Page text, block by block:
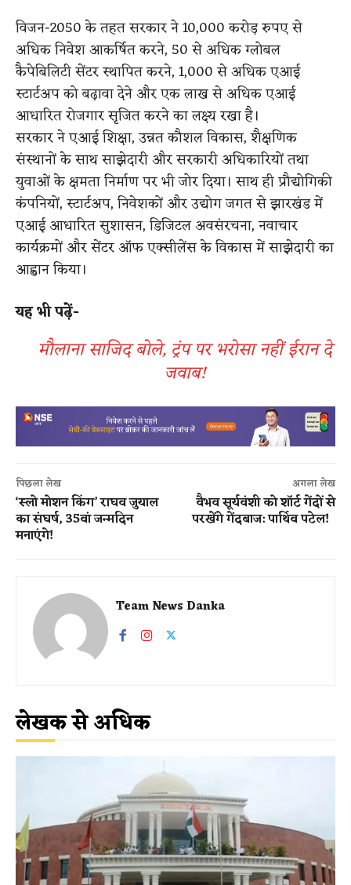
विजन-2050 के तहत सरकार ने 10,000 करोड़ रुपए से
अधिक निवेश आकर्षित करने, 50 से अधिक ग्लोबल
कैपेबिलिटी सेंटर स्थापित करने, 1,000 से अधिक एआई
स्टार्टअप को बढ़ावा देने और एक लाख से अधिक एआई
आधारित रोजगार सृजित करने का लक्ष्य रखा है।
सरकार ने एआई शिक्षा, उन्नत कौशल विकास, शैक्षणिक
संस्थानों के साथ साझेदारी और सरकारी अधिकारियों तथा
युवाओं के क्षमता निर्माण पर भी जोर दिया। साथ ही प्रौद्योगिकी
कंपनियों, स्टार्टअप, निवेशकों और उद्योग जगत से झारखंड में
एआई आधारित सुशासन, डिजिटल अवसंरचना, नवाचार
कार्यक्रमों और सेंटर ऑफ एक्सीलेंस के विकास में साझेदारी का
आह्वान किया।
यह भी पढ़ें-
मौलाना साजिद बोले, ट्रंप पर भरोसा नहीं ईरान दे
जवाब!
पिछला लेख
‘स्लो मोशन किंग’ राघव जुयाल
का संघर्ष, 35वां जन्मदिन
मनाएंगे!
अगला लेख
वैभव सूर्यवंशी को शॉर्ट गेंदों से
परखेंगे गेंदबाज: पार्थिव पटेल!
Team News Danka
लेखक से अधिक